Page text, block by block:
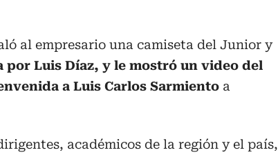
al empresario una camiseta del Junior y
por Luis Díaz, y le mostró un video del
a Luis Carlos Sarmiento a
académicos de la región y el país,